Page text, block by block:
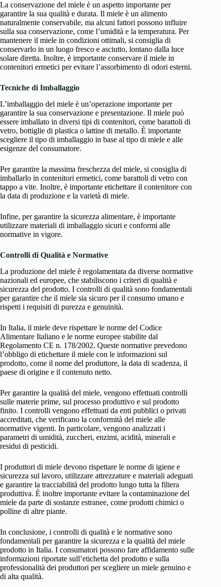
La conservazione del miele è un aspetto importante per
garantire la sua qualità e durata. Il miele è un alimento
naturalmente conservabile, ma alcuni fattori possono influire
sulla sua conservazione, come l’umidità e la temperatura. Per
mantenere il miele in condizioni ottimali, si consiglia di
conservarlo in un luogo fresco e asciutto, lontano dalla luce
solare diretta. Inoltre, è importante conservare il miele in
contenitori ermetici per evitare l’assorbimento di odori esterni.
Tecniche di Imballaggio
L’imballaggio del miele è un’operazione importante per
garantire la sua conservazione e presentazione. Il miele può
essere imballato in diversi tipi di contenitori, come barattoli di
vetro, bottiglie di plastica o lattine di metallo. È importante
scegliere il tipo di imballaggio in base al tipo di miele e alle
esigenze del consumatore.
Per garantire la massima freschezza del miele, si consiglia di
imballarlo in contenitori ermetici, come barattoli di vetro con
tappo a vite. Inoltre, è importante etichettare il contenitore con
la data di produzione e la varietà di miele.
Infine, per garantire la sicurezza alimentare, è importante
utilizzare materiali di imballaggio sicuri e conformi alle
normative in vigore.
Controlli di Qualità e Normative
La produzione del miele è regolamentata da diverse normative
nazionali ed europee, che stabiliscono i criteri di qualità e
sicurezza del prodotto. I controlli di qualità sono fondamentali
per garantire che il miele sia sicuro per il consumo umano e
rispetti i requisiti di purezza e genuinità.
In Italia, il miele deve rispettare le norme del Codice
Alimentare Italiano e le norme europee stabilite dal
Regolamento CE n. 178/2002. Queste normative prevedono
l’obbligo di etichettare il miele con le informazioni sul
prodotto, come il nome del produttore, la data di scadenza, il
paese di origine e il contenuto netto.
Per garantire la qualità del miele, vengono effettuati controlli
sulle materie prime, sul processo produttivo e sul prodotto
finito. I controlli vengono effettuati da enti pubblici o privati
accreditati, che verificano la conformità del miele alle
normative vigenti. In particolare, vengono analizzati i
parametri di umidità, zuccheri, enzimi, acidità, minerali e
residui di pesticidi.
I produttori di miele devono rispettare le norme di igiene e
sicurezza sul lavoro, utilizzare attrezzature e materiali adeguati
e garantire la tracciabilità del prodotto lungo tutta la filiera
produttiva. È inoltre importante evitare la contaminazione del
miele da parte di sostanze estranee, come prodotti chimici o
polline di altre piante.
In conclusione, i controlli di qualità e le normative sono
fondamentali per garantire la sicurezza e la qualità del miele
prodotto in Italia. I consumatori possono fare affidamento sulle
informazioni riportate sull’etichetta del prodotto e sulla
professionalità dei produttori per scegliere un miele genuino e
di alta qualità.